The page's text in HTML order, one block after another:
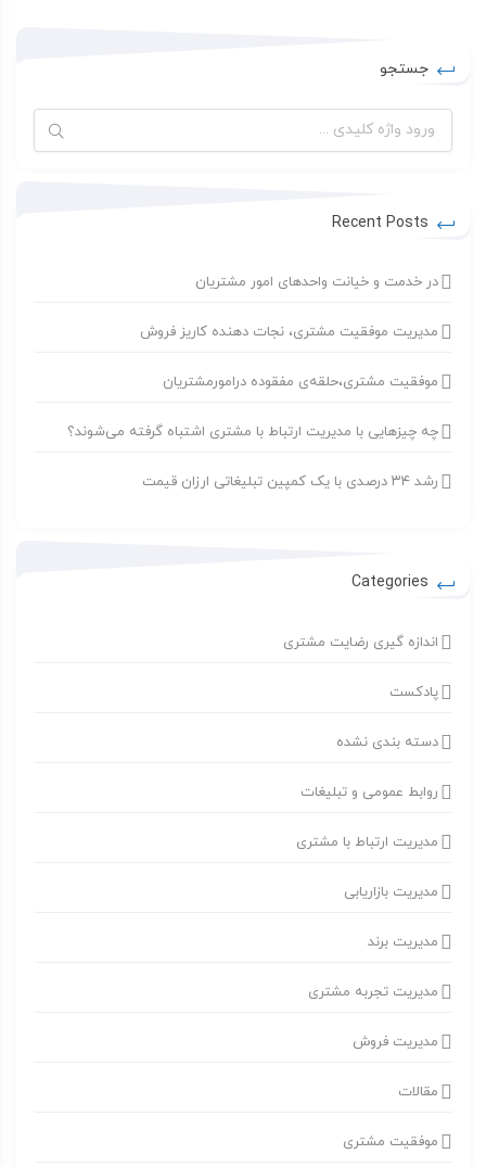
جستجو
جستجو
برای:
Recent Posts
در خدمت و خیانت واحدهای امور مشتریان
مدیریت موفقیت مشتری، نجات دهنده کاریز فروش
موفقیت مشتری،حلقه‌ی مفقوده درامورمشتریان
چه چیزهایی با مدیریت ارتباط با مشتری اشتباه گرفته می‌شوند؟
رشد ۳۴ درصدی با یک کمپین تبلیغاتی ارزان قیمت
Categories
اندازه گیری رضایت مشتری
پادکست
دسته بندی نشده
روابط عمومی و تبلیغات
مدیریت ارتباط با مشتری
مدیریت بازاریابی
مدیریت برند
مدیریت تجربه مشتری
مدیریت فروش
مقالات
موفقیت مشتری